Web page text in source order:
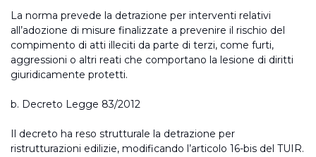
La norma prevede la detrazione per interventi relativi
all’adozione di misure finalizzate a prevenire il rischio del
compimento di atti illeciti da parte di terzi, come furti,
aggressioni o altri reati che comportano la lesione di diritti
giuridicamente protetti.
b. Decreto Legge 83/2012
Il decreto ha reso strutturale la detrazione per
ristrutturazioni edilizie, modificando l’articolo 16-bis del TUIR.